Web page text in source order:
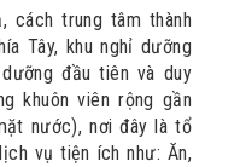
cách trung tâm thành
Tây, khu nghỉ dưỡng
đầu tiên và duy
khuôn viên rộng gần
nước), nơi đây là tổ
vụ tiện ích như: Ăn,